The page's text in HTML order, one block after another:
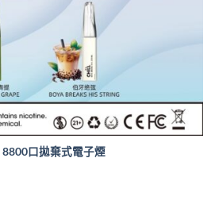
8800口拋棄式電子煙